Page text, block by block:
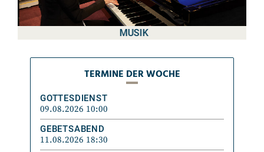
MUSIK
TERMINE DER WOCHE
TERMINE DER WOCHE
GOTTESDIENST
09.08.2026 10:00
GEBETSABEND
11.08.2026 18:30